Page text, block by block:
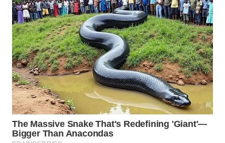
WN
MADURA
WN
SURABAYA
WN
NATUNA
WN
BINTAN